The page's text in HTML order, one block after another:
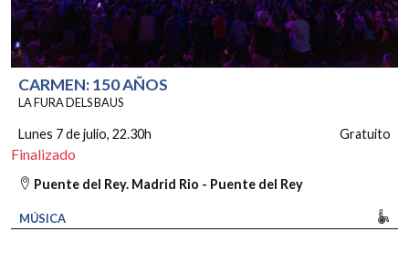
CARMEN: 150 AÑOS
LA FURA DELS BAUS
Lunes 7 de julio, 22.30h Gratuito
Finalizado
Puente del Rey. Madrid Rio - Puente del Rey
MÚSICA